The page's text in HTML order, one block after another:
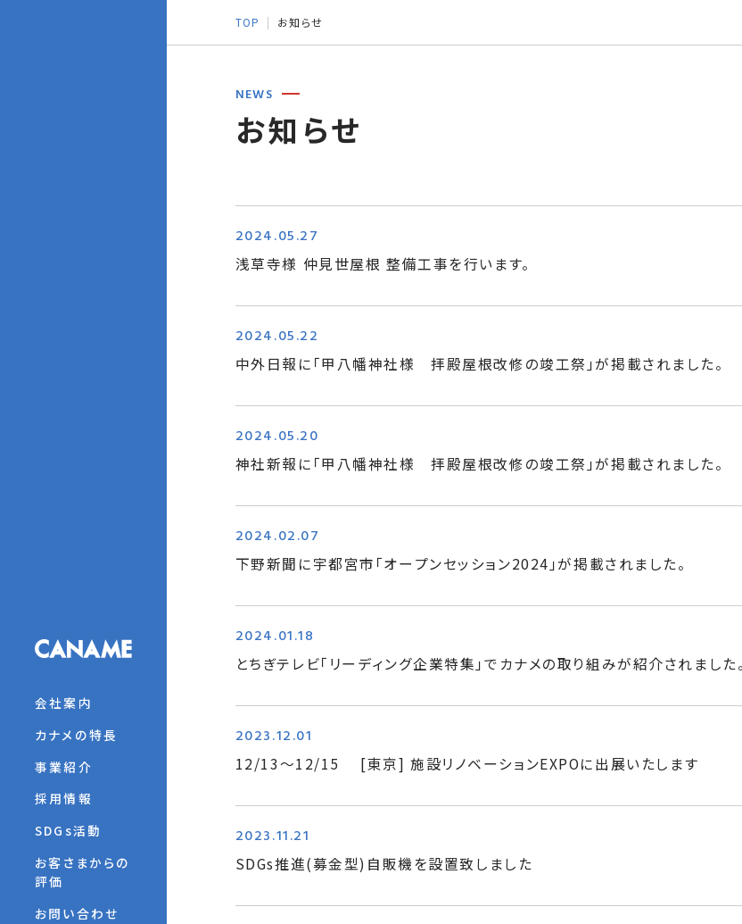
会社案内
カナメの特長
事業紹介
採用情報
SDGs活動
お客さまからの
評価
お問い合わせ
TOP お知らせ
NEWS
お知らせ
2024.05.27
浅草寺様 仲見世屋根 整備工事を行います。
2024.05.22
中外日報に｢甲八幡神社様 拝殿屋根改修の竣工祭｣が掲載されました。
2024.05.20
神社新報に｢甲八幡神社様 拝殿屋根改修の竣工祭｣が掲載されました。
2024.02.07
下野新聞に宇都宮市｢オープンセッション2024｣が掲載されました。
2024.01.18
とちぎテレビ「リーディング企業特集」でカナメの取り組みが紹介されました。
2023.12.01
12/13～12/15 [東京] 施設リノベーションEXPOに出展いたします
2023.11.21
SDGs推進(募金型)自販機を設置致しました